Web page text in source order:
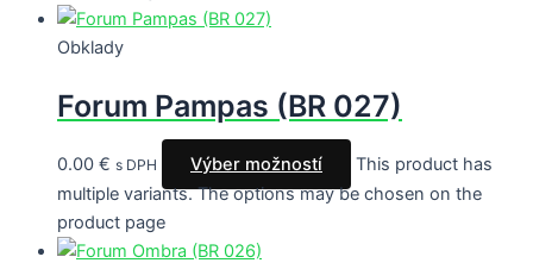
Obklady
Forum Pampas (BR 027)
0.00 € s DPH Výber možností
This product has
multiple variants. The options may be chosen on the
product page